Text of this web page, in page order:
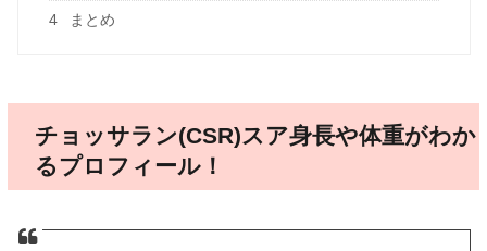
4 まとめ
チョッサラン(CSR)スア身長や体重がわか
るプロフィール！